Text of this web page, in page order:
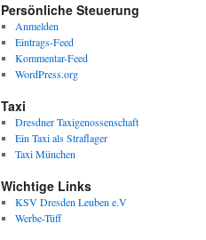
Persönliche Steuerung
Anmelden
Eintrags-Feed
Kommentar-Feed
WordPress.org
Taxi
Dresdner Taxigenossenschaft
Ein Taxi als Straflager
Taxi München
Wichtige Links
KSV Dresden Leuben e.V
Werbe-Tüff